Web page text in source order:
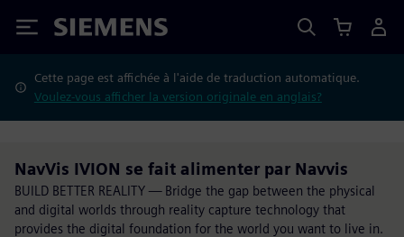
Siemens
Cette page est affichée à l'aide de traduction automatique.
Voulez-vous afficher la version originale en anglais?
NavVis IVION se fait alimenter par Navvis
BUILD BETTER REALITY — Bridge the gap between the physical
and digital worlds through reality capture technology that
provides the digital foundation for the world you want to live in.